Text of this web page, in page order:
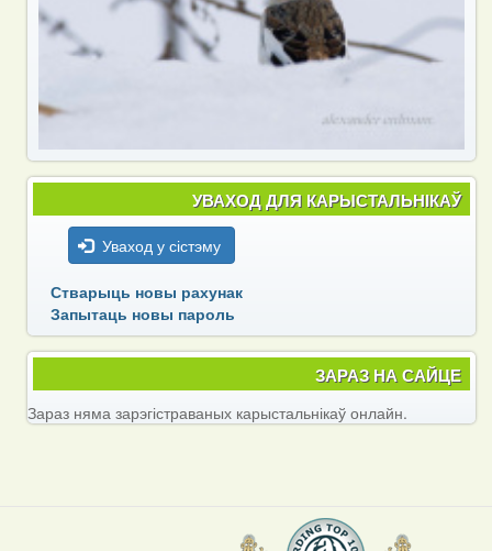
УВАХОД ДЛЯ КАРЫСТАЛЬНІКАЎ
Уваход у сістэму
Стварыць новы рахунак
Запытаць новы пароль
ЗАРАЗ НА САЙЦЕ
Зараз няма зарэгістраваных карыстальнікаў онлайн.